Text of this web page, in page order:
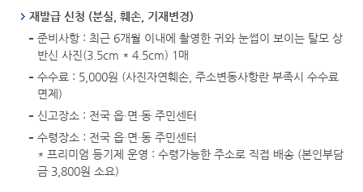
재발급 신청 (분실, 훼손, 기재변경)
준비사항 : 최근 6개월 이내에 촬영한 귀와 눈썹이 보이는 탈모 상
반신 사진(3.5cm * 4.5cm) 1매
수수료 : 5,000원 (사진자연훼손, 주소변동사항란 부족시 수수료
면제)
신고장소 : 전국 읍·면·동 주민센터
수령장소 : 전국 읍·면·동 주민센터
* 프리미엄 등기제 운영 : 수령가능한 주소로 직접 배송 (본인부담
금 3,800원 소요)